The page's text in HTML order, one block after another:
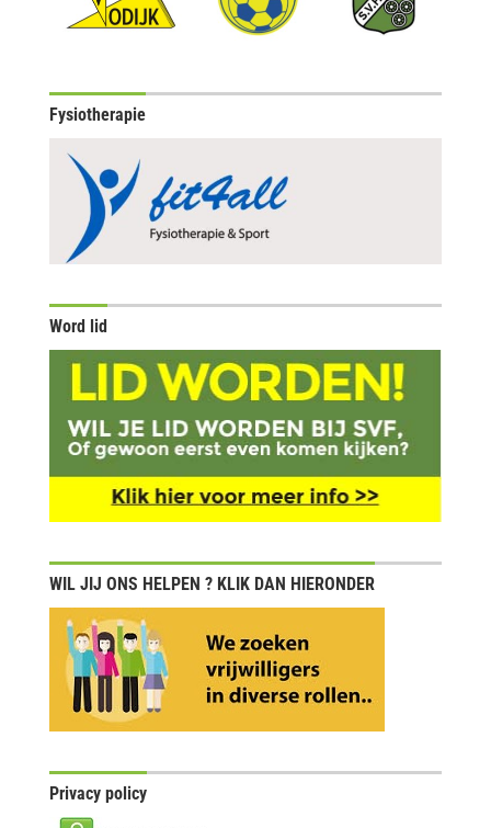
Fysiotherapie
Word lid
WIL JIJ ONS HELPEN ? KLIK DAN HIERONDER
Privacy policy